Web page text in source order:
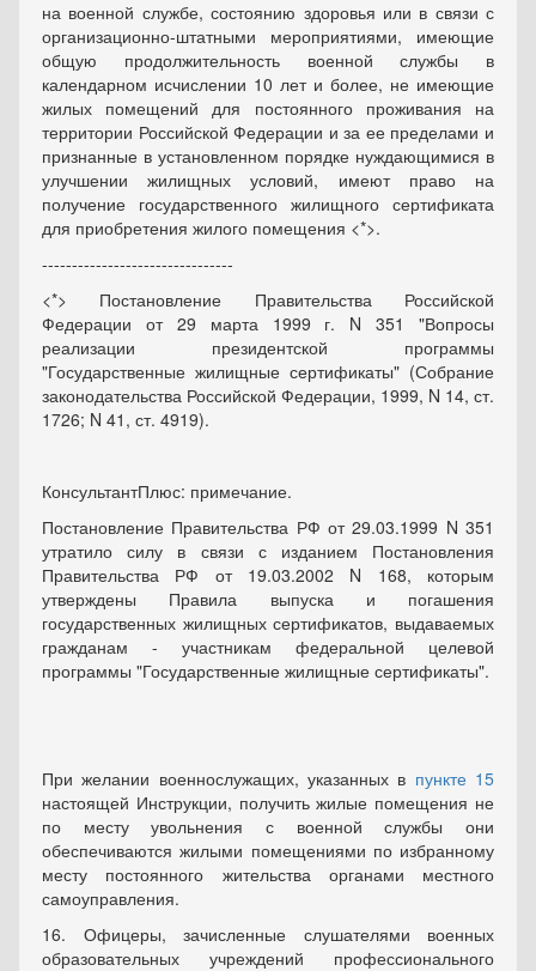
на военной службе, состоянию здоровья или в связи с
организационно-штатными мероприятиями, имеющие
общую продолжительность военной службы в
календарном исчислении 10 лет и более, не имеющие
жилых помещений для постоянного проживания на
территории Российской Федерации и за ее пределами и
признанные в установленном порядке нуждающимися в
улучшении жилищных условий, имеют право на
получение государственного жилищного сертификата
для приобретения жилого помещения <*>.
--------------------------------
<*> Постановление Правительства Российской
Федерации от 29 марта 1999 г. N 351 "Вопросы
реализации президентской программы
"Государственные жилищные сертификаты" (Собрание
законодательства Российской Федерации, 1999, N 14, ст.
1726; N 41, ст. 4919).
КонсультантПлюс: примечание.
Постановление Правительства РФ от 29.03.1999 N 351
утратило силу в связи с изданием Постановления
Правительства РФ от 19.03.2002 N 168, которым
утверждены Правила выпуска и погашения
государственных жилищных сертификатов, выдаваемых
гражданам - участникам федеральной целевой
программы "Государственные жилищные сертификаты".
При желании военнослужащих, указанных в пункте 15
настоящей Инструкции, получить жилые помещения не
по месту увольнения с военной службы они
обеспечиваются жилыми помещениями по избранному
месту постоянного жительства органами местного
самоуправления.
16. Офицеры, зачисленные слушателями военных
образовательных учреждений профессионального